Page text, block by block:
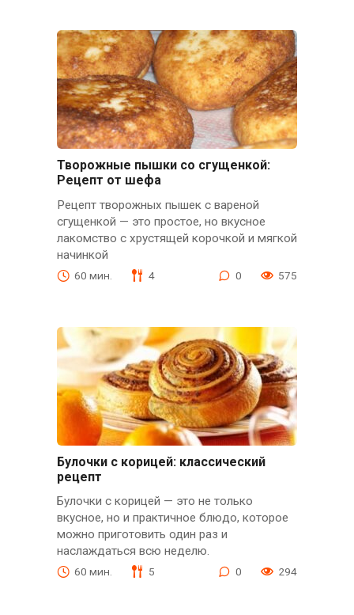
Творожные пышки со сгущенкой:
Рецепт от шефа
Рецепт творожных пышек с вареной
сгущенкой — это простое, но вкусное
лакомство с хрустящей корочкой и мягкой
начинкой
60 мин. 4 0 575
Булочки с корицей: классический
рецепт
Булочки с корицей — это не только
вкусное, но и практичное блюдо, которое
можно приготовить один раз и
наслаждаться всю неделю.
60 мин. 5 0 294